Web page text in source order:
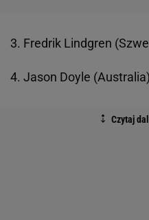
3. Fredrik Lindgren
4. Jason Doyle